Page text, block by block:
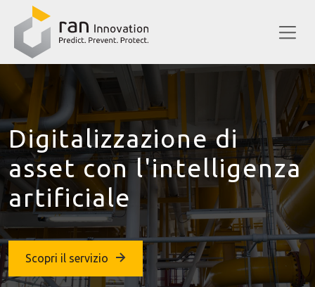
Digitalizzazione di
asset con l'intelligenza
artificiale
Scopri il servizio